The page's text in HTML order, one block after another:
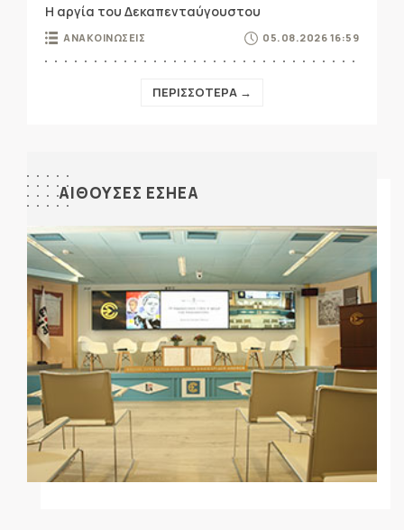
Η αργία του Δεκαπενταύγουστου
ΑΝΑΚΟΙΝΩΣΕΙΣ 05.08.2026 16:59
ΠΕΡΙΣΣΟΤΕΡΑ →
ΑΙΘΟΥΣΕΣ ΕΣΗΕΑ